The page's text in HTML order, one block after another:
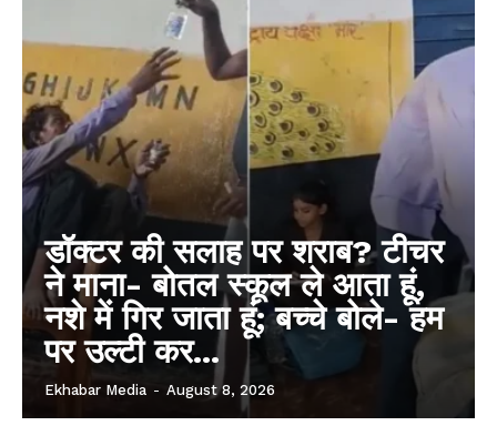
डॉक्टर की सलाह पर शराब? टीचर
ने माना- बोतल स्कूल ले आता हूं,
नशे में गिर जाता हूं; बच्चे बोले- हम
पर उल्टी कर...
Ekhabar Media - August 8, 2026